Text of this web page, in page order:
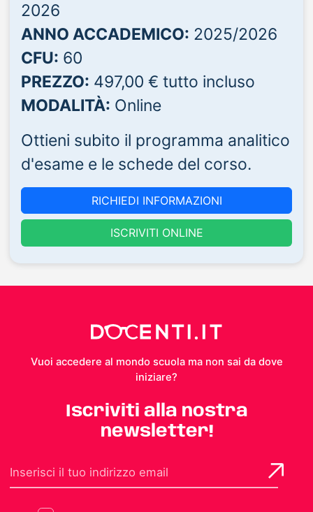
2026
ANNO ACCADEMICO: 2025/2026
CFU: 60
PREZZO: 497,00 € tutto incluso
MODALITÀ: Online
Ottieni subito il programma analitico
d'esame e le schede del corso.
RICHIEDI INFORMAZIONI
ISCRIVITI ONLINE
Vuoi accedere al mondo scuola ma non sai da dove
iniziare?
Iscriviti alla nostra
newsletter!